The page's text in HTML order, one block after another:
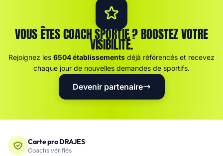
VOUS ÊTES COACH SPORTIF ? BOOSTEZ VOTRE
VISIBILITÉ.
Rejoignez les 6504 établissements déjà référencés et recevez
chaque jour de nouvelles demandes de sportifs.
Devenir partenaire
Carte pro DRAJES
Coachs vérifiés